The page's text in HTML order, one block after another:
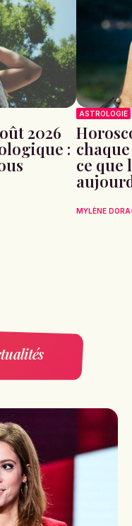
2026
:
ASTROLOGIE
ce que
MYLÈNE DORA